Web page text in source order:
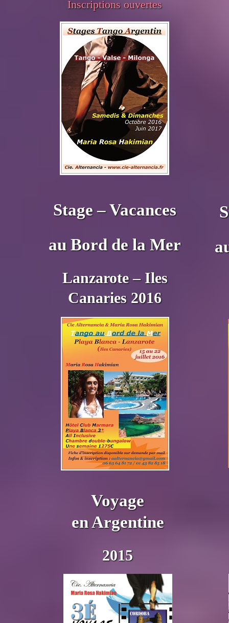
Inscriptions ouvertes
Stage – Vacances
au Bord de la Mer
Lanzarote – Iles
Canaries 2016
Voyage
en Argentine
2015